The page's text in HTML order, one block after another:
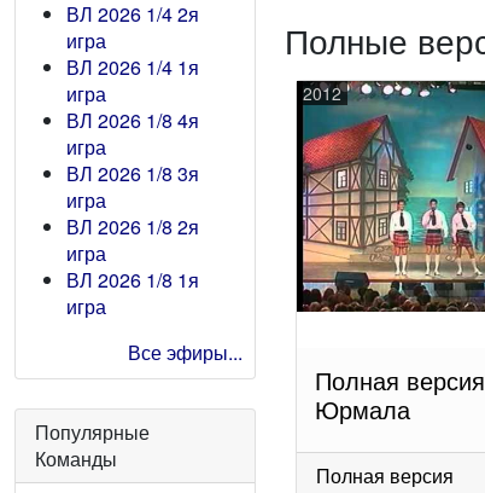
ВЛ 2026 1/4 2я
игра
ВЛ 2026 1/4 1я
игра
ВЛ 2026 1/8 4я
игра
ВЛ 2026 1/8 3я
игра
ВЛ 2026 1/8 2я
игра
ВЛ 2026 1/8 1я
игра
Все эфиры...
Популярные
Команды
Полные
2012
Полная
Юрмала
Полная версия